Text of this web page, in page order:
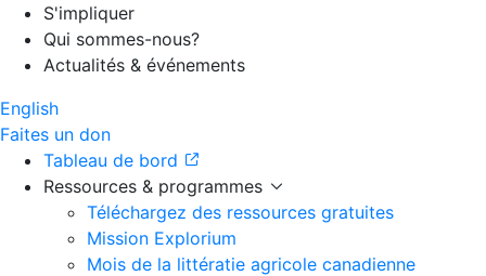
S'impliquer
Qui sommes-nous?
Actualités & événements
English
Faites un don
Tableau de bord
Ressources & programmes
Téléchargez des ressources gratuites
Mission Explorium
Mois de la littératie agricole canadienne